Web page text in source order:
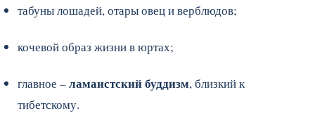
табуны лошадей, отары овец и верблюдов;
кочевой образ жизни в юртах;
главное –ламаистский буддизм, близкий к
тибетскому.